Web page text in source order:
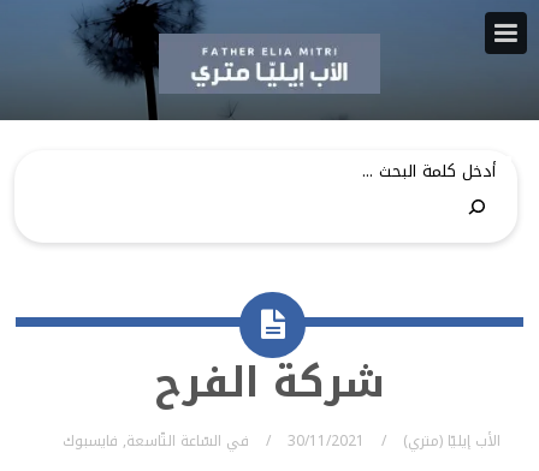
شركة الفرح
الأب إيليّا (متري) 30/11/2021 في السّاعة التّاسعة, فايسبوك